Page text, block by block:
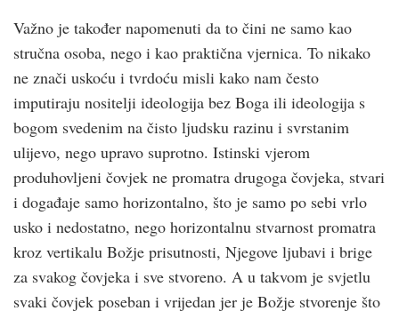
Važno je također napomenuti da to čini ne samo kao
stručna osoba, nego i kao praktična vjernica. To nikako
ne znači uskoću i tvrdoću misli kako nam često
imputiraju nositelji ideologija bez Boga ili ideologija s
bogom svedenim na čisto ljudsku razinu i svrstanim
ulijevo, nego upravo suprotno. Istinski vjerom
produhovljeni čovjek ne promatra drugoga čovjeka, stvari
i događaje samo horizontalno, što je samo po sebi vrlo
usko i nedostatno, nego horizontalnu stvarnost promatra
kroz vertikalu Božje prisutnosti, Njegove ljubavi i brige
za svakog čovjeka i sve stvoreno. A u takvom je svjetlu
svaki čovjek poseban i vrijedan jer je Božje stvorenje što